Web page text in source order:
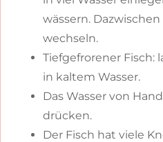
wässern.
wechseln.
Tiefgefrorener Fisch:
in kaltem Wasser.
Das Wasser von
drücken.
Der Fisch hat viele